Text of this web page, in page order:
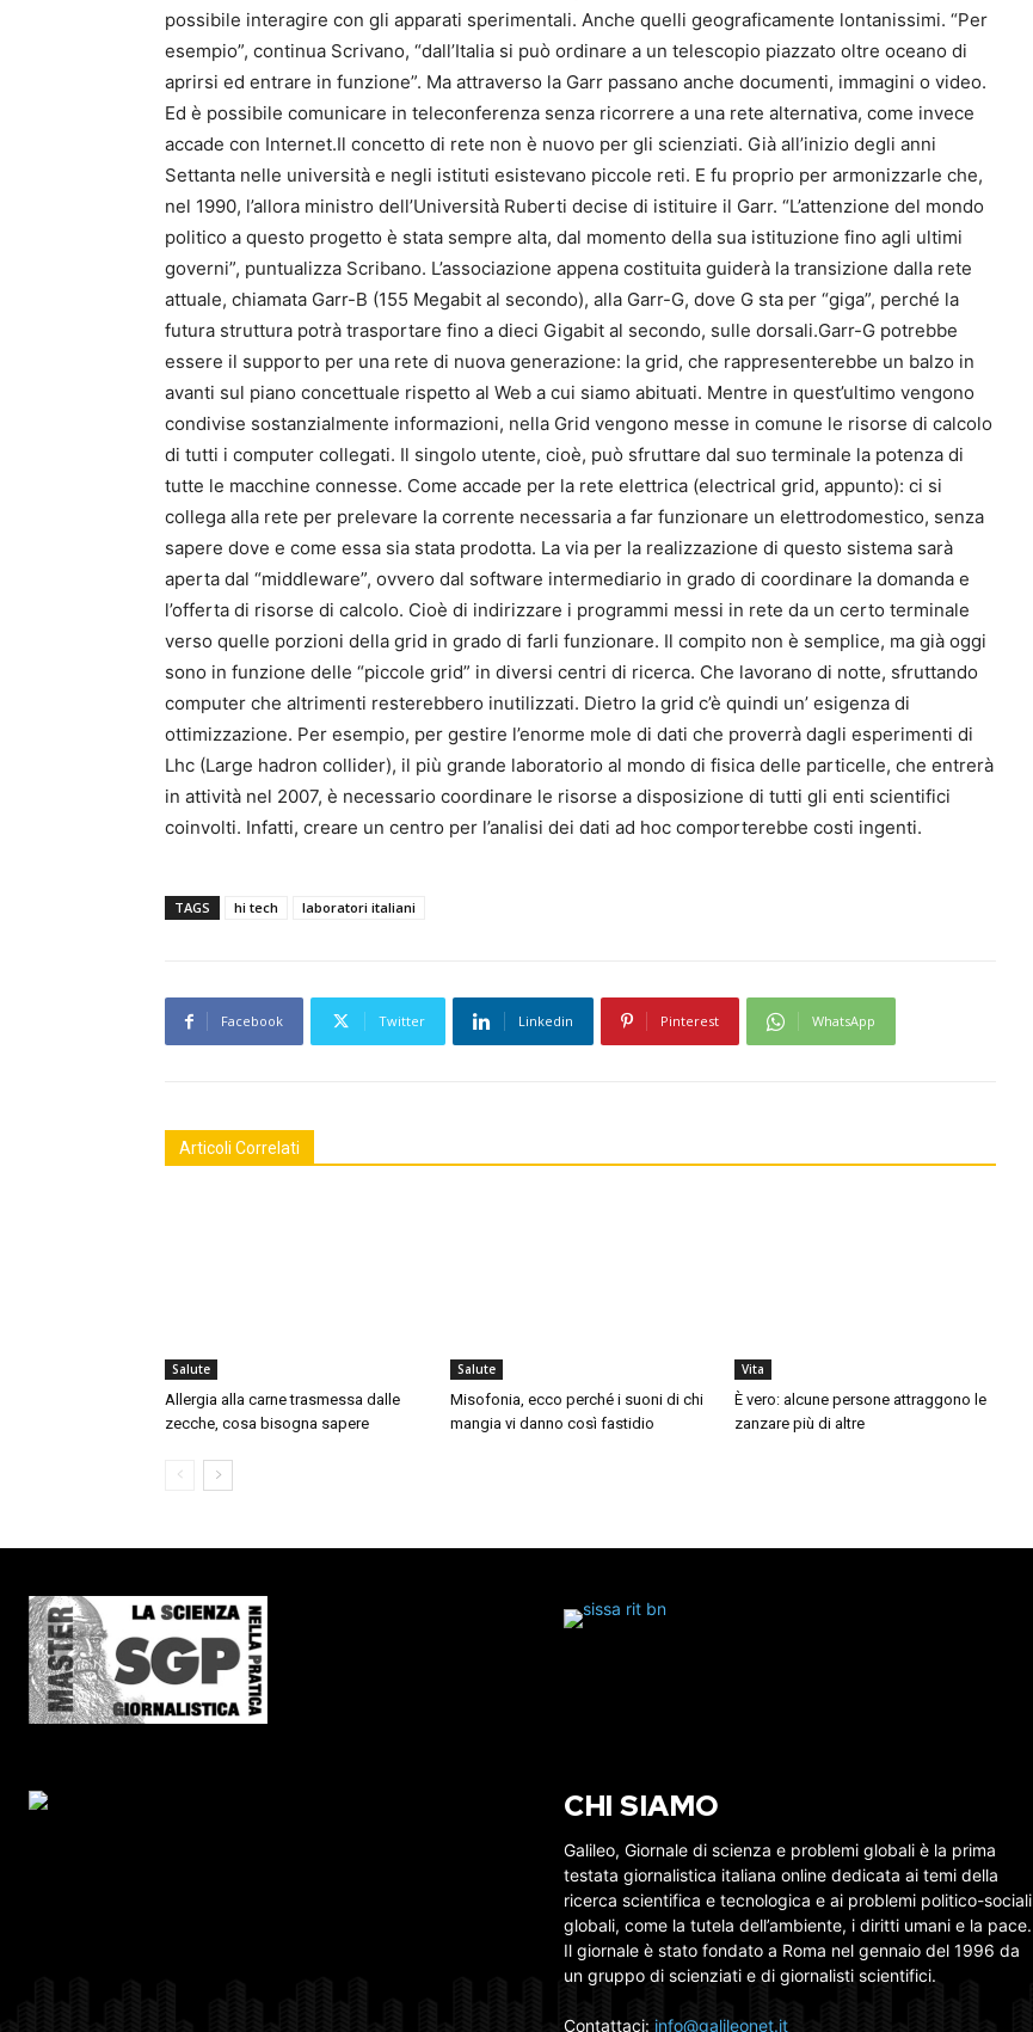
possibile interagire con gli apparati sperimentali. Anche quelli geograficamente lontanissimi. “Per
esempio”, continua Scrivano, “dall’Italia si può ordinare a un telescopio piazzato oltre oceano di
aprirsi ed entrare in funzione”. Ma attraverso la Garr passano anche documenti, immagini o video.
Ed è possibile comunicare in teleconferenza senza ricorrere a una rete alternativa, come invece
accade con Internet.Il concetto di rete non è nuovo per gli scienziati. Già all’inizio degli anni
Settanta nelle università e negli istituti esistevano piccole reti. E fu proprio per armonizzarle che,
nel 1990, l’allora ministro dell’Università Ruberti decise di istituire il Garr. “L’attenzione del mondo
politico a questo progetto è stata sempre alta, dal momento della sua istituzione fino agli ultimi
governi”, puntualizza Scribano. L’associazione appena costituita guiderà la transizione dalla rete
attuale, chiamata Garr-B (155 Megabit al secondo), alla Garr-G, dove G sta per “giga”, perché la
futura struttura potrà trasportare fino a dieci Gigabit al secondo, sulle dorsali.Garr-G potrebbe
essere il supporto per una rete di nuova generazione: la grid, che rappresenterebbe un balzo in
avanti sul piano concettuale rispetto al Web a cui siamo abituati. Mentre in quest’ultimo vengono
condivise sostanzialmente informazioni, nella Grid vengono messe in comune le risorse di calcolo
di tutti i computer collegati. Il singolo utente, cioè, può sfruttare dal suo terminale la potenza di
tutte le macchine connesse. Come accade per la rete elettrica (electrical grid, appunto): ci si
collega alla rete per prelevare la corrente necessaria a far funzionare un elettrodomestico, senza
sapere dove e come essa sia stata prodotta. La via per la realizzazione di questo sistema sarà
aperta dal “middleware”, ovvero dal software intermediario in grado di coordinare la domanda e
l’offerta di risorse di calcolo. Cioè di indirizzare i programmi messi in rete da un certo terminale
verso quelle porzioni della grid in grado di farli funzionare. Il compito non è semplice, ma già oggi
sono in funzione delle “piccole grid” in diversi centri di ricerca. Che lavorano di notte, sfruttando
computer che altrimenti resterebbero inutilizzati. Dietro la grid c’è quindi un’ esigenza di
ottimizzazione. Per esempio, per gestire l’enorme mole di dati che proverrà dagli esperimenti di
Lhc (Large hadron collider), il più grande laboratorio al mondo di fisica delle particelle, che entrerà
in attività nel 2007, è necessario coordinare le risorse a disposizione di tutti gli enti scientifici
coinvolti. Infatti, creare un centro per l’analisi dei dati ad hoc comporterebbe costi ingenti.
TAGS hi tech laboratori italiani
Facebook Twitter Linkedin Pinterest WhatsApp
Articoli Correlati
Salute
Allergia alla carne trasmessa dalle
zecche, cosa bisogna sapere
Salute
Misofonia, ecco perché i suoni di chi
mangia vi danno così fastidio
Vita
È vero: alcune persone attraggono le
zanzare più di altre
CHI SIAMO
Galileo, Giornale di scienza e problemi globali è la prima
testata giornalistica italiana online dedicata ai temi della
ricerca scientifica e tecnologica e ai problemi politico-sociali
globali, come la tutela dell’ambiente, i diritti umani e la pace.
Il giornale è stato fondato a Roma nel gennaio del 1996 da
un gruppo di scienziati e di giornalisti scientifici.
Contattaci: info@galileonet.it